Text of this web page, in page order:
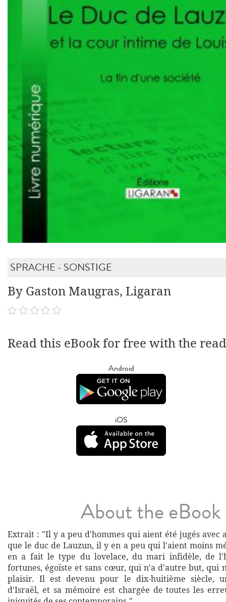
SPRACHE - SONSTIGE
By Gaston Maugras, Ligaran
Read this eBook for free with the
Android
iOS
About the eBook
Extrait : "Il y a peu d'hommes qui aient été jugés avec
que le duc de Lauzun, il y en a peu qui l'aient moins
en a fait le type du lovelace, du mari infidèle, de
fortunes, égoïste et sans cœur, qui n'a d'autre but, qui
plaisir. Il est devenu pour le dix-huitième siècle,
d'Israël, et sa mémoire est chargée de toutes les